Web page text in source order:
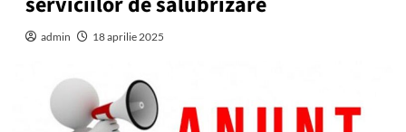
admin 18 aprilie 2025